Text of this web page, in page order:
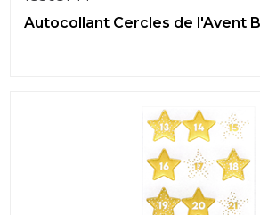
Autocollant Cercles de l'Avent